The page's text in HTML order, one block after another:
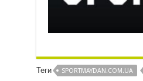
Теги SPORTMAYDAN.COM.UA